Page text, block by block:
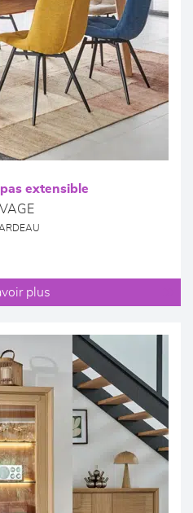
extensible
plus